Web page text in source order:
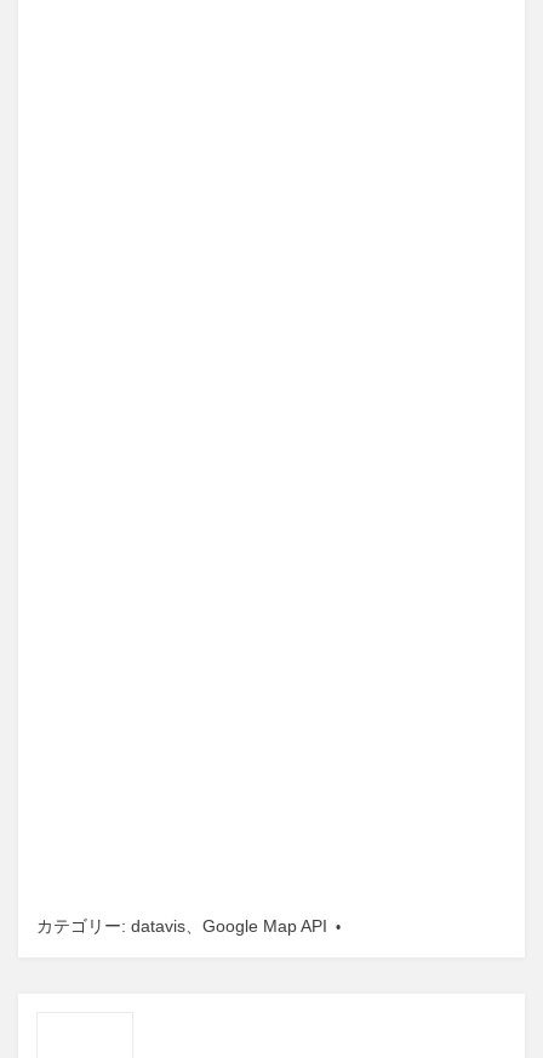
カテゴリー: datavis Google Map API